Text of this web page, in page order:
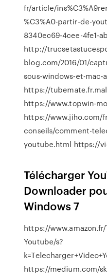
fr/article/
%C3%A0-partir-de-
8340ec69-4cee-4fe1-
http://
blog.com/2016/01/
sous-windows-et-
https://
https://www.topwin-
https://www.jiho.com/
conseils/comment-
youtube.html https://
Télécharger
Downloader
Windows 7
https://
Youtube/s?
https://medium.com/